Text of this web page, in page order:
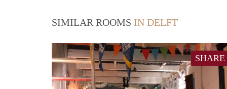
SIMILAR ROOMS IN DELFT
SHARE